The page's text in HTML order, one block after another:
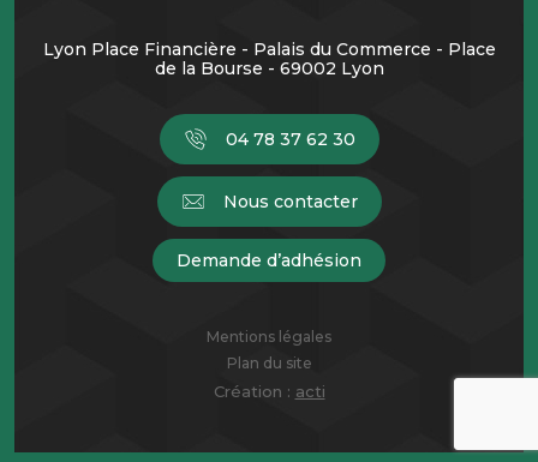
Lyon Place Financière - Palais du Commerce - Place
de la Bourse - 69002 Lyon
04 78 37 62 30
Nous contacter
Demande d’adhésion
Mentions légales
Plan du site
Création : acti